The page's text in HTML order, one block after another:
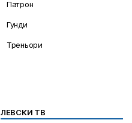
Патрон
Гунди
Треньори
ЛЕВСКИ ТВ